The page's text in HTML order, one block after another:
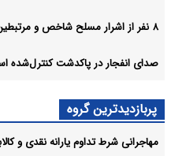
۸ نفر از اشرار مسلح شاخص و مرتبطین گروهک‌های تروریستی دستگیر شدند
صدای انفجار در پاکدشت کنترل‌شده
پربازدیدترین گروه
مهاجرانی شرط تداوم یارانه نقدی و